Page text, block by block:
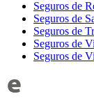
Seguros de
Seguros de
Seguros de
Seguros de
Seguros de